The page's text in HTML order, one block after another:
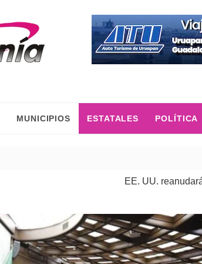
MUNICIPIOS ESTATALES POLÍTICA
EE. UU. reanudará